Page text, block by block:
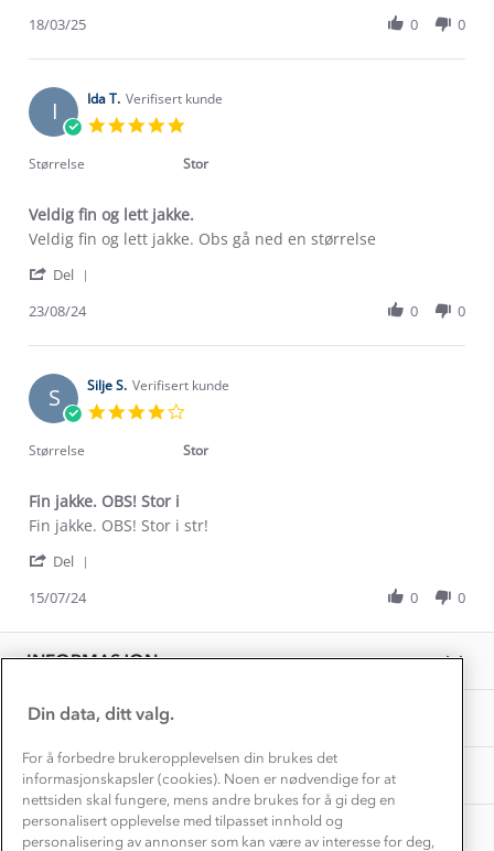
2025
Cecilie
on
18
Mar
18/03/25 0 0
I Ida T. Verifisert kunde
rating
Størrelse Stor
Veldig fin og lett jakke.
Review
Ida
on
Aug
review
Veldig
og
jakke.
Veldig fin og lett jakke. Obs gå ned en størrelse
Del
Ida
on
23
Aug
23/08/24 0 0
S Silje S. Verifisert kunde
rating
Størrelse Stor
Fin jakke. OBS! Stor i
Review
Silje
on
Jul
2024
review
Fin
OBS!
i
Fin jakke. OBS! Stor i str!
Del
Silje
S.
Jul
2024
15/07/24 0 0
INFORMASJON
Kundeservice
Kontakt oss
Konkurransevinnere
Kundeklubb
Våre butikker
Bedrift, barnehage og SFO
Presse
OM OSS
Klima og miljø
Etisk handel
Inkludering
Materialer
Personvern
Samarbeide med oss?
TIPS OG RÅD
Alt du trenger til Norgesferien
Dette trenger du til barnehagen
Gravidklær
Hvordan velge riktig turtøy?
Store størrelser
Turmat oppskrifter
Beredskap
AKTIVITETER
Få turinspirasjon og tips her⛰
Overnatte utendørs⛺
Leirskole 🥾
Barnehageansatt
Tips til hyttetur
Din data, ditt valg.
For å forbedre brukeropplevelsen din brukes det
informasjonskapsler (cookies). Noen er nødvendige for at
nettsiden skal fungere, mens andre brukes for å gi deg en
personalisert opplevelse med tilpasset innhold og
personalisering av annonser som kan være av interesse for deg,